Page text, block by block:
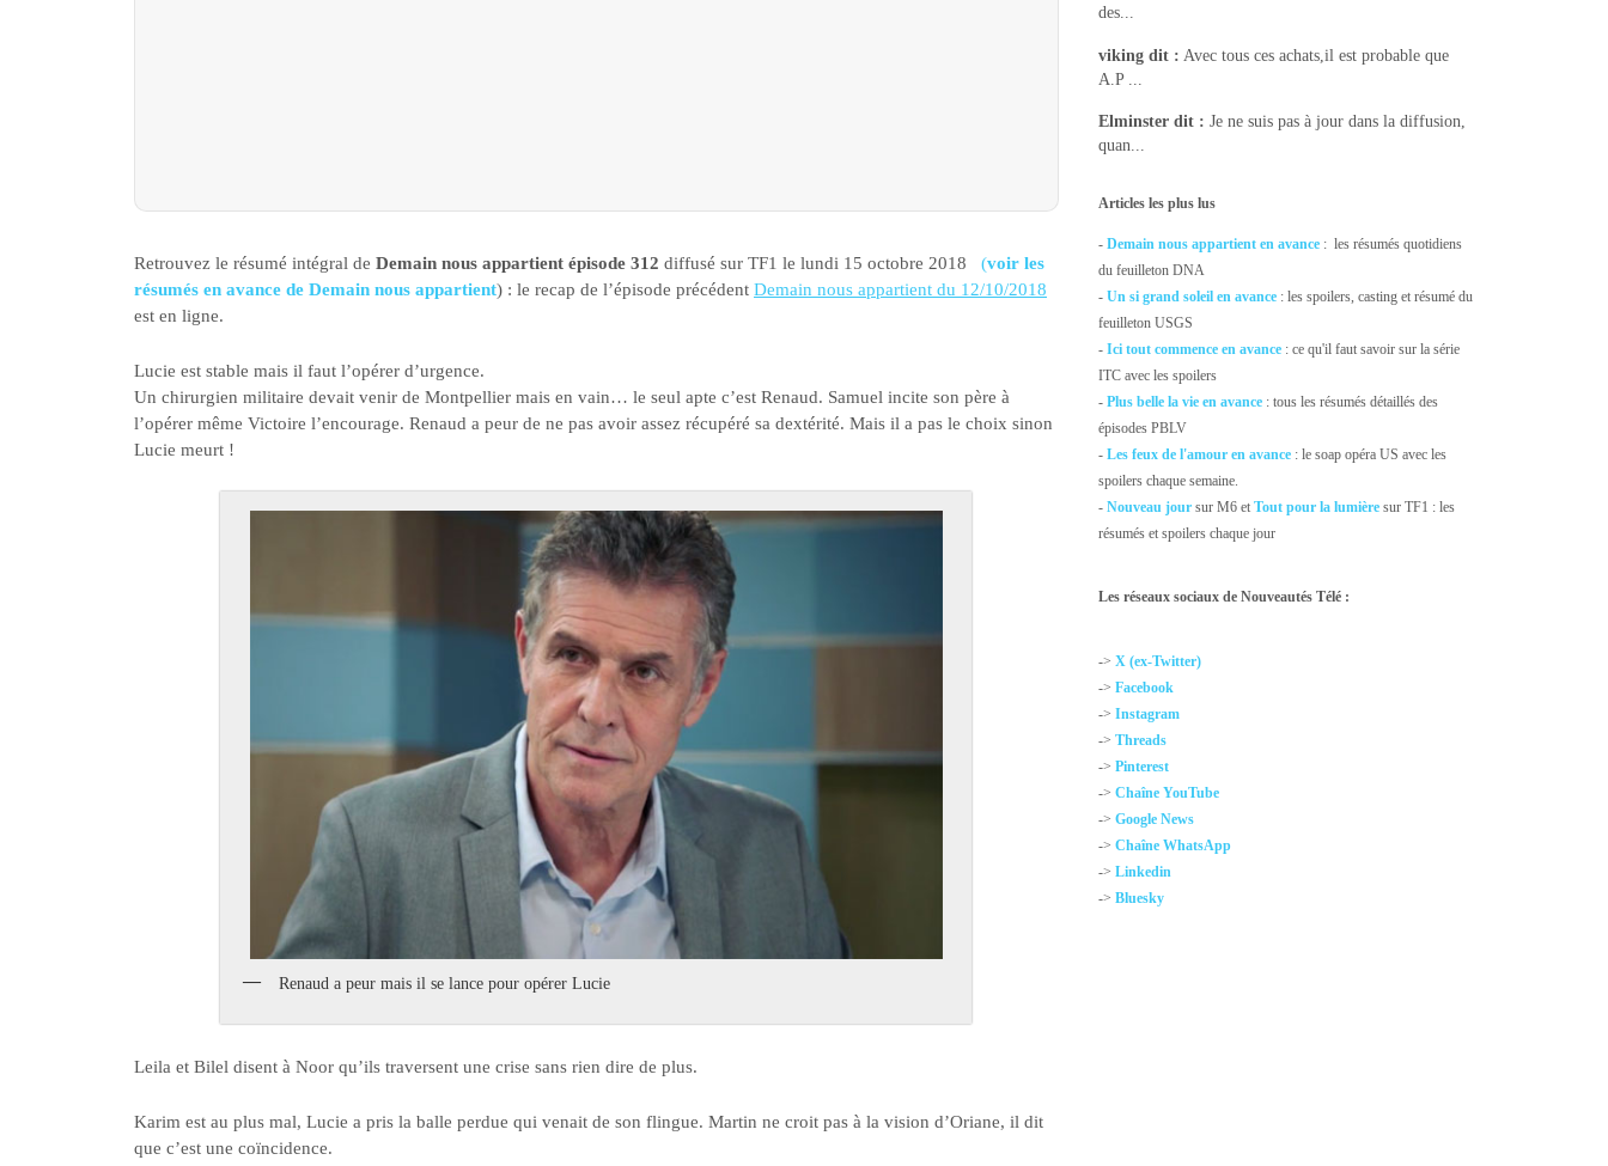
Retrouvez le résumé intégral de Demain nous appartient épisode 312 diffusé sur TF1 le lundi 15 octobre 2018 (voir les
résumés en avance de Demain nous appartient) : le recap de l’épisode précédent Demain nous appartient du 12/10/2018
est en ligne.
Lucie est stable mais il faut l’opérer d’urgence.
Un chirurgien militaire devait venir de Montpellier mais en vain… le seul apte c’est Renaud. Samuel incite son père à
l’opérer même Victoire l’encourage. Renaud a peur de ne pas avoir assez récupéré sa dextérité. Mais il a pas le choix sinon
Lucie meurt !
Renaud a peur mais il se lance pour opérer Lucie
Leila et Bilel disent à Noor qu’ils traversent une crise sans rien dire de plus.
Karim est au plus mal, Lucie a pris la balle perdue qui venait de son flingue. Martin ne croit pas à la vision d’Oriane, il dit
que c’est une coïncidence.
des...
viking dit : Avec tous ces achats,il est probable que
A.P ...
Elminster dit : Je ne suis pas à jour dans la diffusion,
quan...
Articles les plus lus
-Demain nous appartient en avance : les résumés quotidiens
du feuilleton DNA
-Un si grand soleil en avance : les spoilers, casting et résumé du
feuilleton USGS
-Ici tout commence en avance : ce qu'il faut savoir sur la série
ITC avec les spoilers
- Plus belle la vie en avance : tous les résumés détaillés des
épisodes PBLV
-Les feux de l'amour en avance : le soap opéra US avec les
spoilers chaque semaine.
-Nouveau jour sur M6 etTout pour la lumière sur TF1 : les
résumés et spoilers chaque jour
Les réseaux sociaux de Nouveautés Télé :
->X (ex-Twitter)
->Facebook
->Instagram
->Threads
->Pinterest
->Chaîne YouTube
->Google News
->Chaîne WhatsApp
->Linkedin
->Bluesky